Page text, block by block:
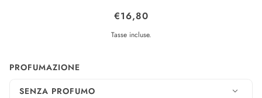
METAMORPHOSIS
€16,80
Tasse incluse.
PROFUMAZIONE
SENZA PROFUMO